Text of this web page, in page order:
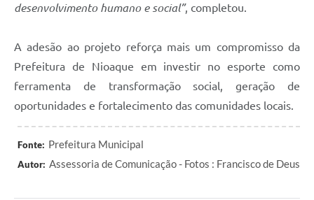
desenvolvimento humano e social”, completou.
A adesão ao projeto reforça mais um compromisso da
Prefeitura de Nioaque em investir no esporte como
ferramenta de transformação social, geração de
oportunidades e fortalecimento das comunidades locais.
Fonte: Prefeitura Municipal
Autor: Assessoria de Comunicação - Fotos : Francisco de Deus